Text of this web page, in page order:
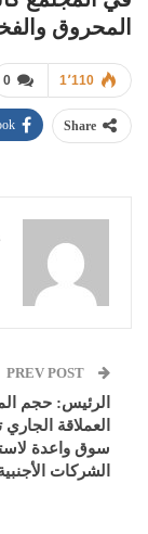
المحروق
0 1٬110
Share
الرئيس: حجم
العملاقة الجاري
سوق واعدة
الشركات